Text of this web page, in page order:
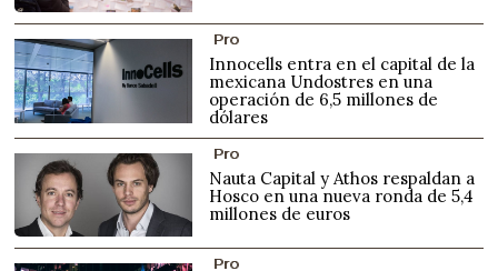
Pro
Innocells entra en el capital de la
mexicana Undostres en una
operación de 6,5 millones de
dólares
Pro
Nauta Capital y Athos respaldan a
Hosco en una nueva ronda de 5,4
millones de euros
Pro